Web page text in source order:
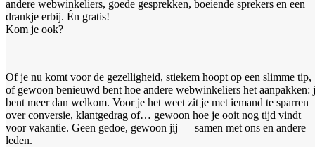
andere webwinkeliers, goede gesprekken, boeiende sprekers en een
drankje erbij. Én gratis!
Kom je ook?
Of je nu komt voor de gezelligheid, stiekem hoopt op een slimme tip,
of gewoon benieuwd bent hoe andere webwinkeliers het aanpakken:
bent meer dan welkom. Voor je het weet zit je met iemand te sparren
over conversie, klantgedrag of… gewoon hoe je ooit nog tijd vindt
voor vakantie. Geen gedoe, gewoon jij — samen met ons en andere
leden.